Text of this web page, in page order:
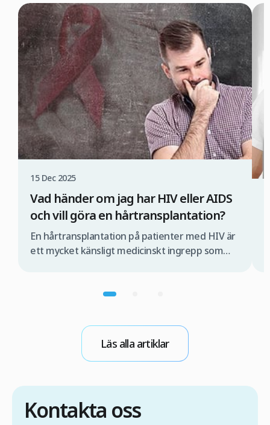
15 Dec 2025
Vad händer om jag har HIV eller AIDS
och vill göra en hårtransplantation?
En hårtransplantation på patienter med HIV är
ett mycket känsligt medicinskt ingrepp som
förhållanden. Om detta inte sker finns det risk
operationen. Om du därför överväger en
hårtransplantation med FUE-metoden i Turkiet
är det viktigt att du först […]
Läs alla artiklar
Kontakta oss